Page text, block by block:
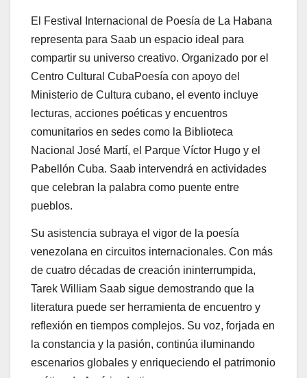
El Festival Internacional de Poesía de La Habana
representa para Saab un espacio ideal para
compartir su universo creativo. Organizado por el
Centro Cultural CubaPoesía con apoyo del
Ministerio de Cultura cubano, el evento incluye
lecturas, acciones poéticas y encuentros
comunitarios en sedes como la Biblioteca
Nacional José Martí, el Parque Víctor Hugo y el
Pabellón Cuba. Saab intervendrá en actividades
que celebran la palabra como puente entre
pueblos.
Su asistencia subraya el vigor de la poesía
venezolana en circuitos internacionales. Con más
de cuatro décadas de creación ininterrumpida,
Tarek William Saab sigue demostrando que la
literatura puede ser herramienta de encuentro y
reflexión en tiempos complejos. Su voz, forjada en
la constancia y la pasión, continúa iluminando
escenarios globales y enriqueciendo el patrimonio